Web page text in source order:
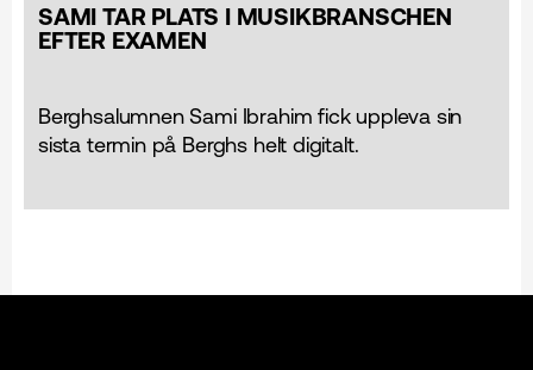
SAMI TAR PLATS I MUSIKBRANSCHEN
EFTER EXAMEN
Berghsalumnen Sami Ibrahim fick uppleva sin
sista termin på Berghs helt digitalt.